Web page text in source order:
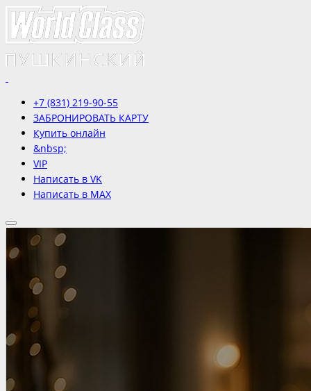
+7 (831) 219-90-55
ЗАБРОНИРОВАТЬ КАРТУ
Купить онлайн
&nbsp;
VIP
Написать в VK
Написать в MAX